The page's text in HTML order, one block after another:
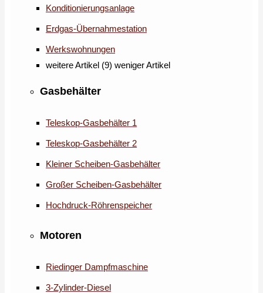
Konditionierungsanlage
Erdgas-Übernahmestation
Werkswohnungen
weitere Artikel (9) weniger Artikel
Gasbehälter
Teleskop-Gasbehälter 1
Teleskop-Gasbehälter 2
Kleiner Scheiben-Gasbehälter
Großer Scheiben-Gasbehälter
Hochdruck-Röhrenspeicher
Motoren
Riedinger Dampfmaschine
3-Zylinder-Diesel